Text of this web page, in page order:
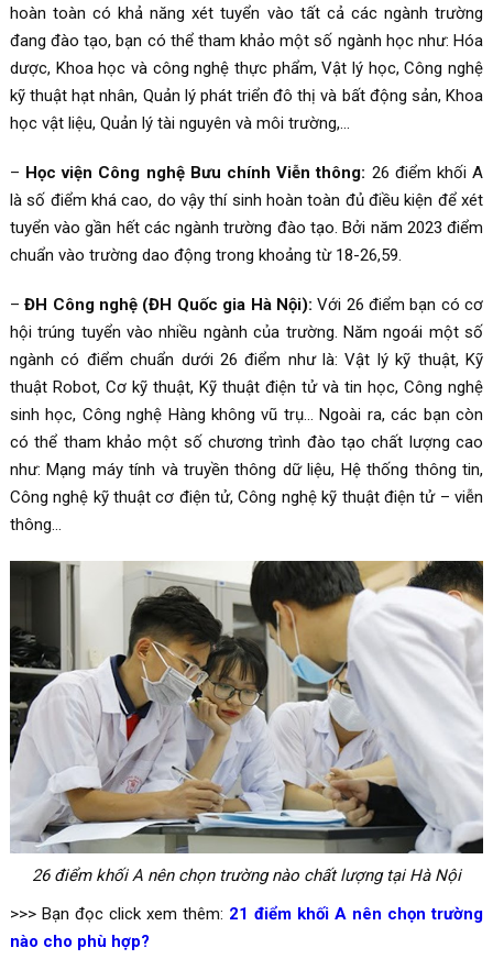
hoàn toàn có khả năng xét tuyển vào tất cả các ngành trường
đang đào tạo, bạn có thể tham khảo một số ngành học như: Hóa
dược, Khoa học và công nghệ thực phẩm, Vật lý học, Công nghệ
kỹ thuật hạt nhân, Quản lý phát triển đô thị và bất động sản, Khoa
học vật liệu, Quản lý tài nguyên và môi trường,…
– Học viện Công nghệ Bưu chính Viễn thông: 26 điểm khối A
là số điểm khá cao, do vậy thí sinh hoàn toàn đủ điều kiện để xét
tuyển vào gần hết các ngành trường đào tạo. Bởi năm 2023 điểm
chuẩn vào trường dao động trong khoảng từ 18-26,59.
–ĐH Công nghệ (ĐH Quốc gia Hà Nội): Với 26 điểm bạn có cơ
hội trúng tuyển vào nhiều ngành của trường. Năm ngoái một số
ngành có điểm chuẩn dưới 26 điểm như là: Vật lý kỹ thuật, Kỹ
thuật Robot, Cơ kỹ thuật, Kỹ thuật điện tử và tin học, Công nghệ
sinh học, Công nghệ Hàng không vũ trụ… Ngoài ra, các bạn còn
có thể tham khảo một số chương trình đào tạo chất lượng cao
như: Mạng máy tính và truyền thông dữ liệu, Hệ thống thông tin,
Công nghệ kỹ thuật cơ điện tử, Công nghệ kỹ thuật điện tử – viễn
thông…
26 điểm khối A nên chọn trường nào chất lượng tại Hà Nội
>>> Bạn đọc click xem thêm: 21 điểm khối A nên chọn trường
nào cho phù hợp?